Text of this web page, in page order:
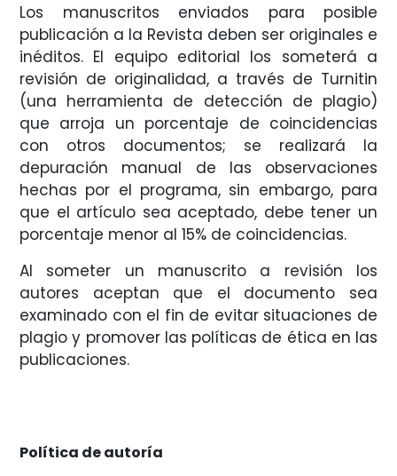
Los manuscritos enviados para posible
publicación a la Revista deben ser originales e
inéditos. El equipo editorial los someterá a
revisión de originalidad, a través de Turnitin
(una herramienta de detección de plagio)
que arroja un porcentaje de coincidencias
con otros documentos; se realizará la
depuración manual de las observaciones
hechas por el programa, sin embargo, para
que el artículo sea aceptado, debe tener un
porcentaje menor al 15% de coincidencias.
Al someter un manuscrito a revisión los
autores aceptan que el documento sea
examinado con el fin de evitar situaciones de
plagio y promover las políticas de ética en las
publicaciones.
Política de autoría